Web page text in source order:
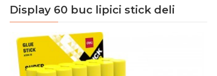
Display 60 buc lipici stick deli